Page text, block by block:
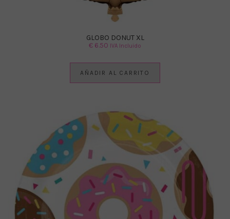
GLOBO DONUT XL
€ 6.50 IVA Incluido
AÑADIR AL CARRITO